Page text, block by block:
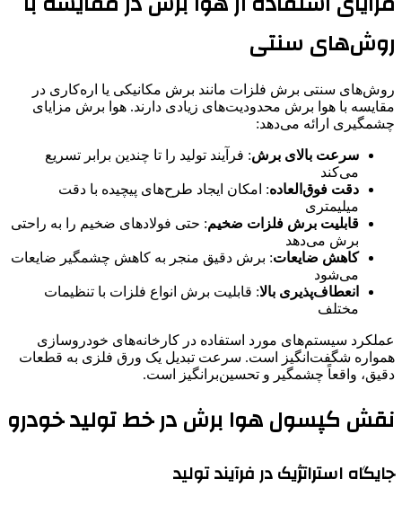
روش‌های سنتی
روش‌های سنتی برش فلزات مانند برش مکانیکی یا اره‌کاری در
مقایسه با هوا برش محدودیت‌های زیادی دارند. هوا برش مزایای
چشمگیری ارائه می‌دهد:
سرعت بالای برش: فرآیند تولید را تا چندین برابر تسریع
می‌کند
دقت فوق‌العاده: امکان ایجاد طرح‌های پیچیده با دقت
میلیمتری
قابلیت برش فلزات ضخیم: حتی فولادهای ضخیم را به راحتی
برش می‌دهد
کاهش ضایعات: برش دقیق منجر به کاهش چشمگیر ضایعات
می‌شود
انعطاف‌پذیری بالا: قابلیت برش انواع فلزات با تنظیمات
مختلف
عملکرد سیستم‌های مورد استفاده در کارخانه‌های خودروسازی
همواره شگفت‌انگیز است. سرعت تبدیل یک ورق فلزی به قطعات
دقیق، واقعاً چشمگیر و تحسین‌برانگیز است.
نقش کپسول هوا برش در خط تولید خودرو
جایگاه استراتژیک در فرآیند تولید